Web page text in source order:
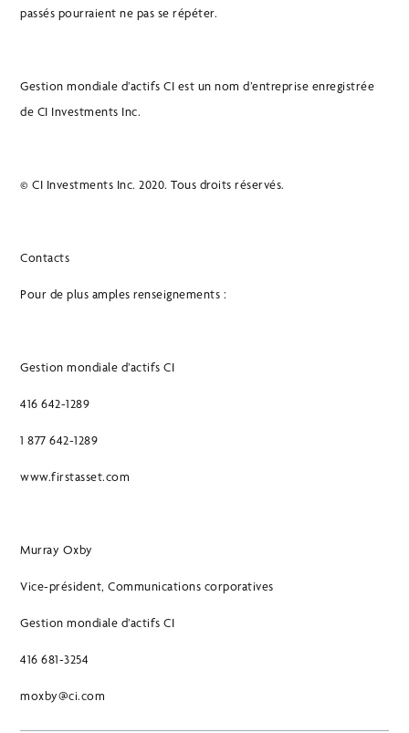
passés pourraient ne pas se répéter.
Gestion mondiale d’actifs CI est un nom d’entreprise enregistrée
de CI Investments Inc.
© CI Investments Inc. 2020. Tous droits réservés.
Contacts
Pour de plus amples renseignements :
Gestion mondiale d’actifs CI
416 642-1289
1 877 642-1289
www.firstasset.com
Murray Oxby
Vice-président, Communications corporatives
Gestion mondiale d’actifs CI
416 681-3254
moxby@ci.com